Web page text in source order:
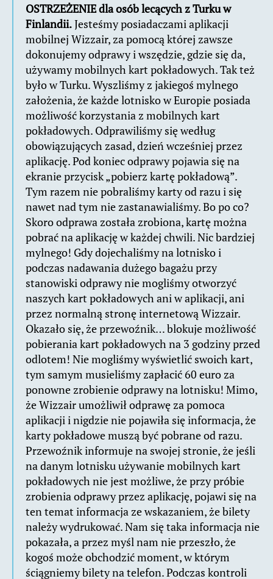
OSTRZEŻENIE dla osób lecących z Turku w
Finlandii.Jesteśmy posiadaczami aplikacji
mobilnej Wizzair, za pomocą której zawsze
dokonujemy odprawy i wszędzie, gdzie się da,
używamy mobilnych kart pokładowych. Tak też
było w Turku. Wyszliśmy z jakiegoś mylnego
założenia, że każde lotnisko w Europie posiada
możliwość korzystania z mobilnych kart
pokładowych. Odprawiliśmy się według
obowiązujących zasad, dzień wcześniej przez
aplikację. Pod koniec odprawy pojawia się na
ekranie przycisk „pobierz kartę pokładową”.
Tym razem nie pobraliśmy karty od razu i się
nawet nad tym nie zastanawialiśmy. Bo po co?
Skoro odprawa została zrobiona, kartę można
pobrać na aplikację w każdej chwili. Nic bardziej
mylnego! Gdy dojechaliśmy na lotnisko i
podczas nadawania dużego bagażu przy
stanowiski odprawy nie mogliśmy otworzyć
naszych kart pokładowych ani w aplikacji, ani
przez normalną stronę internetową Wizzair.
Okazało się, że przewoźnik… blokuje możliwość
pobierania kart pokładowych na 3 godziny przed
odlotem! Nie mogliśmy wyświetlić swoich kart,
tym samym musieliśmy zapłacić 60 euro za
ponowne zrobienie odprawy na lotnisku! Mimo,
że Wizzair umożliwił odprawę za pomoca
aplikacji i nigdzie nie pojawiła się informacja, że
karty pokładowe muszą być pobrane od razu.
Przewoźnik informuje na swojej stronie, że jeśli
na danym lotnisku używanie mobilnych kart
pokładowych nie jest możliwe, że przy próbie
zrobienia odprawy przez aplikację, pojawi się na
ten temat informacja ze wskazaniem, że bilety
należy wydrukować. Nam się taka informacja nie
pokazała, a przez myśl nam nie przeszło, że
kogoś może obchodzić moment, w którym
ściągniemy bilety na telefon. Podczas kontroli